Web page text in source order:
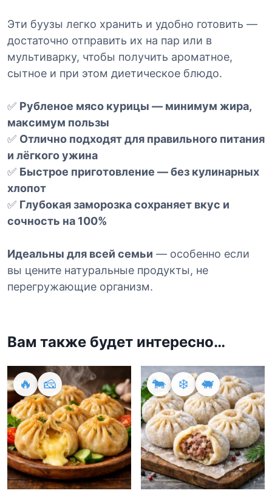
ы
е
)
а
о
р
о
ж
е
н
ы
е
Эти буузы легко хранить и удобно готовить —
достаточно отправить их на пар или в
мультиварку, чтобы получить ароматное,
сытное и при этом диетическое блюдо.
✅ Рубленое мясо курицы — минимум жира,
максимум пользы
✅ Отлично подходят для правильного питания
и лёгкого ужина
✅ Быстрое приготовление — без кулинарных
хлопот
✅ Глубокая заморозка сохраняет вкус и
сочность на 100%
Идеальны для всей семьи — особенно если
вы цените натуральные продукты, не
перегружающие организм.
Вам также будет интересно…
🔥 🧀 🐄 ❄️ 🐖